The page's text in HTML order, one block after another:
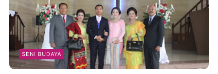
SENI BUDAYA